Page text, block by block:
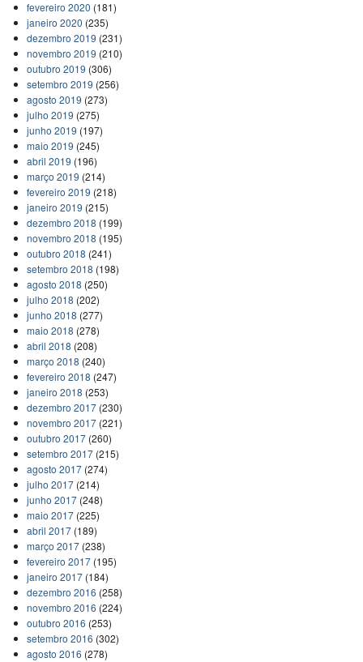
fevereiro 2020 (181)
janeiro 2020 (235)
dezembro 2019 (231)
novembro 2019 (210)
outubro 2019 (306)
setembro 2019 (256)
agosto 2019 (273)
julho 2019 (275)
junho 2019 (197)
maio 2019 (245)
abril 2019 (196)
março 2019 (214)
fevereiro 2019 (218)
janeiro 2019 (215)
dezembro 2018 (199)
novembro 2018 (195)
outubro 2018 (241)
setembro 2018 (198)
agosto 2018 (250)
julho 2018 (202)
junho 2018 (277)
maio 2018 (278)
abril 2018 (208)
março 2018 (240)
fevereiro 2018 (247)
janeiro 2018 (253)
dezembro 2017(230)
novembro 2017(221)
outubro 2017(260)
setembro 2017(215)
agosto 2017(274)
julho 2017(214)
junho 2017(248)
maio 2017(225)
abril 2017(189)
março 2017(238)
fevereiro 2017(195)
janeiro 2017(184)
dezembro 2016 (258)
novembro 2016 (224)
outubro 2016 (253)
setembro 2016 (302)
agosto 2016 (278)